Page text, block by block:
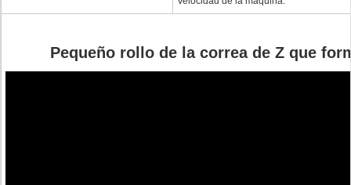
Pequeño rollo de la correa de Z que